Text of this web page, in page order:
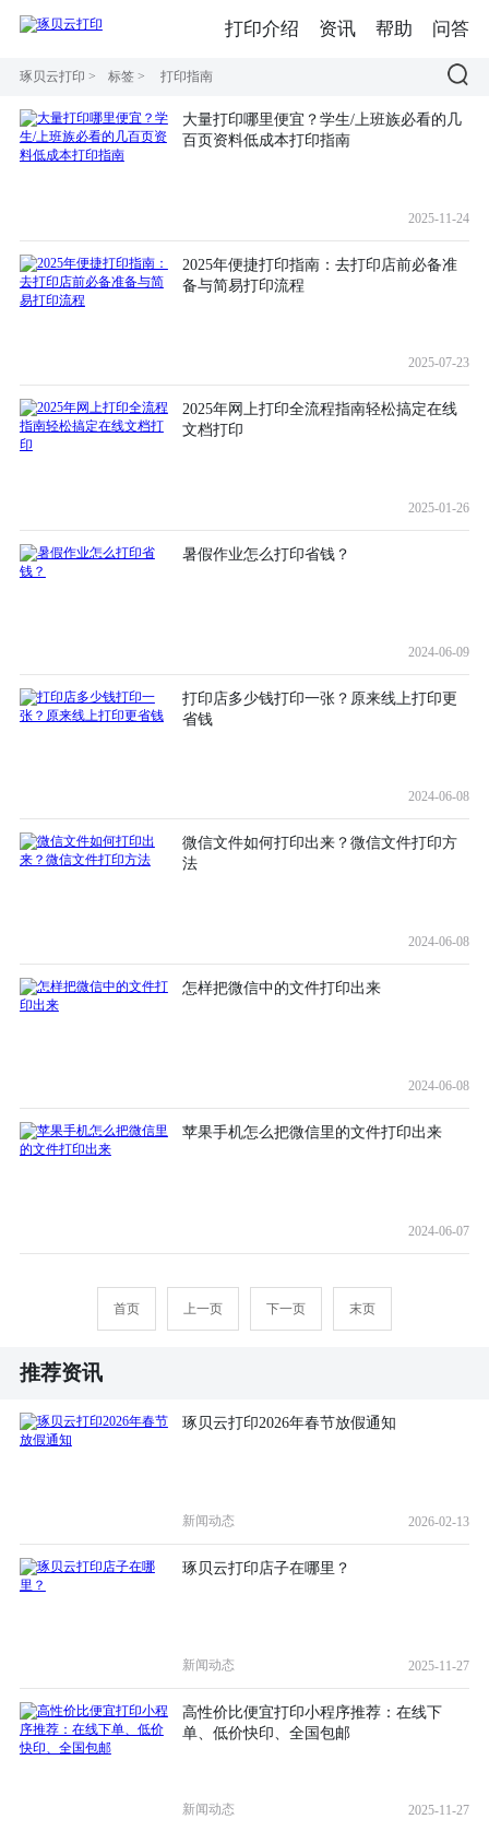
琢贝云打印 > 标签 > 打印指南
大量打印哪里便宜？学生/上班族必看的几
百页资料低成本打印指南
2025-11-24
2025年便捷打印指南：去打印店前必备准
备与简易打印流程
2025-07-23
2025年网上打印全流程指南轻松搞定在线
文档打印
2025-01-26
暑假作业怎么打印省钱？
2024-06-09
打印店多少钱打印一张？原来线上打印更
省钱
2024-06-08
微信文件如何打印出来？微信文件打印方
法
2024-06-08
怎样把微信中的文件打印出来
2024-06-08
苹果手机怎么把微信里的文件打印出来
2024-06-07
首页 上一页 下一页 末页
推荐资讯
琢贝云打印2026年春节放假通知
新闻动态 2026-02-13
琢贝云打印店子在哪里？
新闻动态 2025-11-27
高性价比便宜打印小程序推荐：在线下
单、低价快印、全国包邮
新闻动态 2025-11-27
打印介绍 资讯 帮助 问答